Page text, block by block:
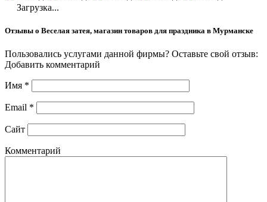
Загрузка...
Отзывы о Веселая затея, магазин товаров для праздника в Мурманске
Пользовались услугами данной фирмы? Оставьте свой отзыв:
Добавить комментарий
Имя *
Email *
Сайт
Комментарий